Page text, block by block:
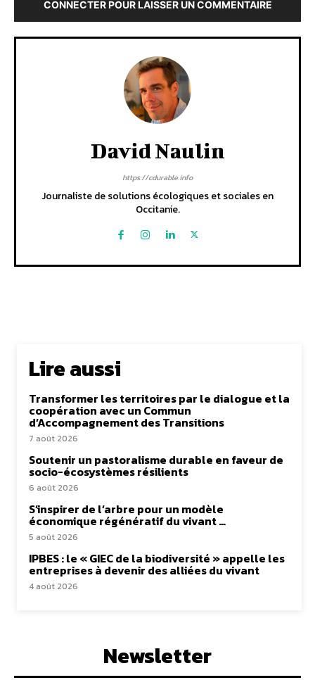
CONNECTER POUR LAISSER UN COMMENTAIRE
David Naulin
https://cdurable.info
Journaliste de solutions écologiques et sociales en
Occitanie.
Lire aussi
Transformer les territoires par le dialogue et la
coopération avec un Commun
d’Accompagnement des Transitions
7 août 2026
Soutenir un pastoralisme durable en faveur de
socio-écosystèmes résilients
6 août 2026
S’inspirer de l’arbre pour un modèle
économique régénératif du vivant …
5 août 2026
IPBES : le « GIEC de la biodiversité » appelle les
entreprises à devenir des alliées du vivant
4 août 2026
Newsletter